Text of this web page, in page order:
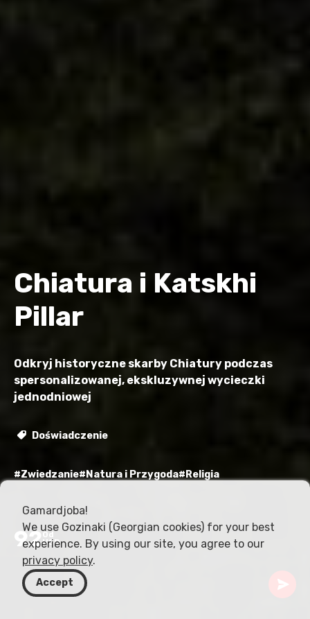
Chiatura i Katskhi
Pillar
Odkryj historyczne skarby Chiatury podczas
spersonalizowanej, ekskluzywnej wycieczki
jednodniowej
Doświadczenie
#Zwiedzanie#Natura i Przygoda#Religia
92Od
USD
Gamardjoba!
We use Gozinaki (Georgian cookies) for your best
experience. By using our site, you agree to our
privacy policy.
Accept